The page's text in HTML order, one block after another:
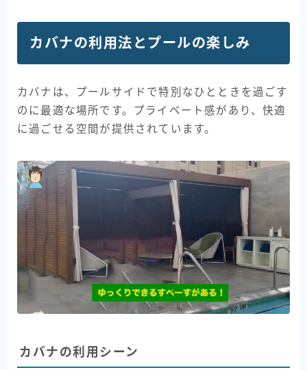
カバナの利用法とプールの楽しみ
カバナは、プールサイドで特別なひとときを過ごす
のに最適な場所です。プライベート感があり、快適
に過ごせる空間が提供されています。
カバナの利用シーン